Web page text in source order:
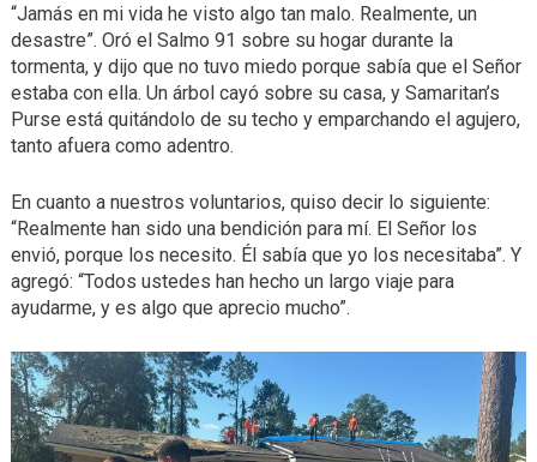
“Jamás en mi vida he visto algo tan malo. Realmente, un
desastre”. Oró el Salmo 91 sobre su hogar durante la
tormenta, y dijo que no tuvo miedo porque sabía que el Señor
estaba con ella. Un árbol cayó sobre su casa, y Samaritan’s
Purse está quitándolo de su techo y emparchando el agujero,
tanto afuera como adentro.
En cuanto a nuestros voluntarios, quiso decir lo siguiente:
“Realmente han sido una bendición para mí. El Señor los
envió, porque los necesito. Él sabía que yo los necesitaba”. Y
agregó: “Todos ustedes han hecho un largo viaje para
ayudarme, y es algo que aprecio mucho”.